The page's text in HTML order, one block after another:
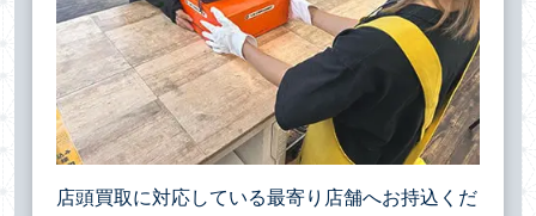
店頭買取に対応している最寄り店舗へお持込くだ